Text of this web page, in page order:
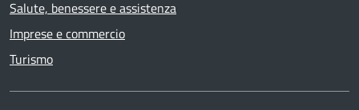
Salute, benessere e assistenza
Imprese e commercio
Turismo